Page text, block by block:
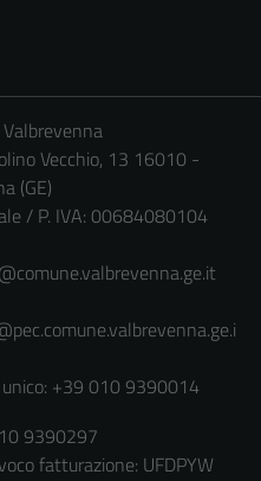
Vecchio, 13 16010 -
(GE)
/ P. IVA: 00684080104
+39 010 9390014
9390297
fatturazione: UFDPYW